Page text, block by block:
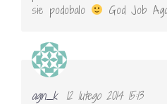
sie podobalo
God Job
agn_k
12 lutego 2014 15:13